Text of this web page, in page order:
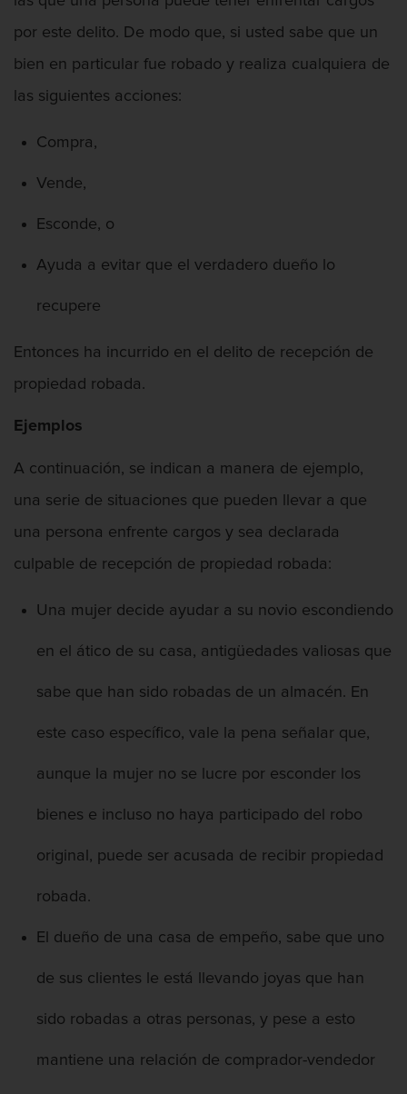
Tutela de los Tribunales
Delitos Contra La Propiedad
Ajena
Invasión de Propiedad Ajena
Delitos De Armas
Fuego
Descarga Negligente de un Arma de
Portar un Arma de Fuego Cargada
Portar un Arma de Fuego Oculta
Delitos de Conducción
Chocar y huir
Conducir con una licencia suspendida
Evadir a un oficial de policía
Homicidio vehicular
Robo de auto
Públicos
Falsificación
Malversación de fondos
por este delito. De modo que, si usted sabe que un
bien en particular fue robado y realiza cualquiera de
las siguientes acciones:
Compra,
Vende,
Esconde, o
Ayuda a evitar que el verdadero dueño lo
recupere
Entonces ha incurrido en el delito de recepción de
propiedad robada.
Ejemplos
A continuación, se indican a manera de ejemplo,
una serie de situaciones que pueden llevar a que
una persona enfrente cargos y sea declarada
culpable de recepción de propiedad robada:
Una mujer decide ayudar a su novio escondiendo
en el ático de su casa, antigüedades valiosas que
sabe que han sido robadas de un almacén. En
este caso específico, vale la pena señalar que,
aunque la mujer no se lucre por esconder los
bienes e incluso no haya participado del robo
original, puede ser acusada de recibir propiedad
robada.
El dueño de una casa de empeño, sabe que uno
de sus clientes le está llevando joyas que han
sido robadas a otras personas, y pese a esto
mantiene una relación de comprador-vendedor